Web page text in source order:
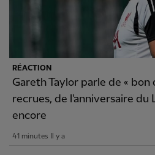
RÉACTION
Gareth Taylor parle de «
recrues, de l'anniversaire du
encore
41 minutes Il y a